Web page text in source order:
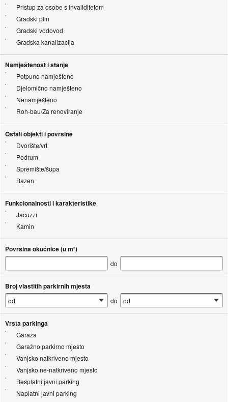
Pristup za osobe s invaliditetom
Gradski plin
Gradski vodovod
Gradska kanalizacija
Namještenost i stanje
Potpuno namješteno
Djelomično namješteno
Nenamješteno
Roh-bau/Za renoviranje
Ostali objekti i površine
Dvorište/vrt
Podrum
Spremište/šupa
Bazen
Funkcionalnosti i karakteristike
Jacuzzi
Kamin
Površina okućnice (u m²)
do
Broj vlastitih parkirnih mjesta
do
Vrsta parkinga
Garaža
Garažno parkirno mjesto
Vanjsko natkriveno mjesto
Vanjsko ne-natkriveno mjesto
Besplatni javni parking
Naplatni javni parking